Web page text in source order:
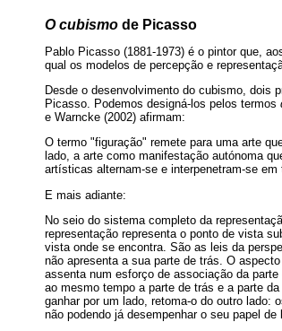
O cubismo de Picasso
Pablo Picasso (1881-1973) é o pintor que,
qual os modelos de percepção e
Desde o desenvolvimento do cubismo, dois
Picasso. Podemos designá-los pelos termos
e Warncke (2002) afirmam:
O termo "figuração" remete para uma arte
lado, a arte como manifestação autónoma
artísticas alternam-se e interpenetram-se
E mais adiante:
No seio do sistema completo da
representação representa o ponto de vista
vista onde se encontra. São as leis da
não apresenta a sua parte de trás. O
assenta num esforço de associação da
ao mesmo tempo a parte de trás e a parte
ganhar por um lado, retoma-o do outro lado:
não podendo já desempenhar o seu papel